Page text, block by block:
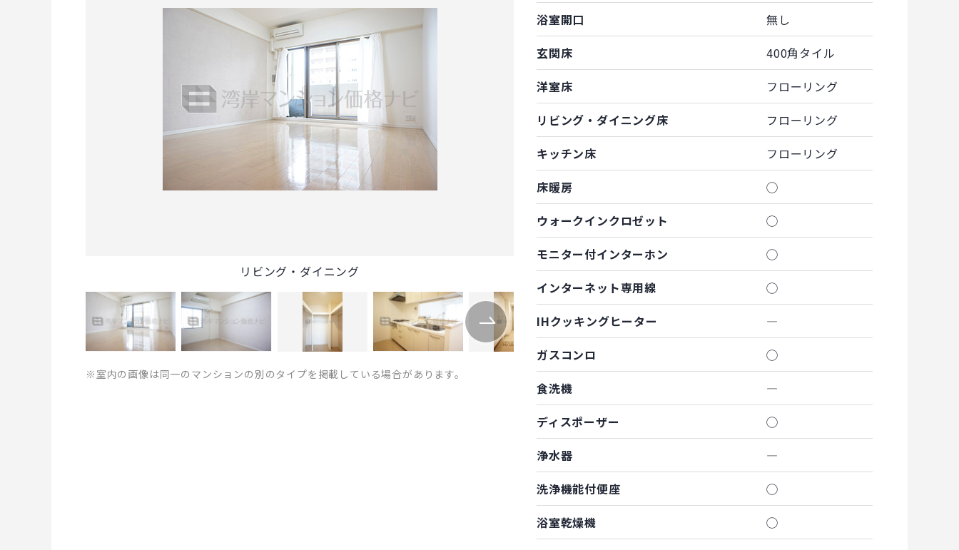
リビング・ダイニング
※室内の画像は同一のマンションの別のタイプを掲載している場合があります。
浴室開口
無し
玄関床
400角タイル
洋室床
フローリング
リビング・ダイニング床
フローリング
キッチン床
フローリング
床暖房
◯
ウォークインクロゼット
◯
モニター付インターホン
◯
インターネット専用線
◯
IHクッキングヒーター
―
ガスコンロ
◯
食洗機
―
ディスポーザー
◯
浄水器
―
洗浄機能付便座
◯
浴室乾燥機
◯